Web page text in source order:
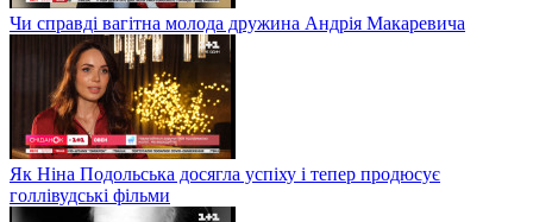
Чи справді вагітна молода дружина Андрія Макаревича
Як Ніна Подольська досягла успіху і тепер продюсує
голлівудські фільми